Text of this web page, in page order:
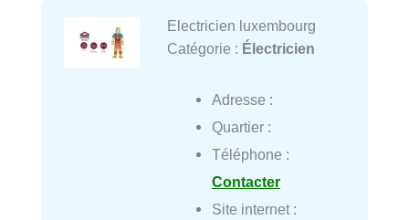
Electricien luxembourg
Catégorie : Électricien
Adresse :
Quartier :
Téléphone :
Contacter
Site internet :